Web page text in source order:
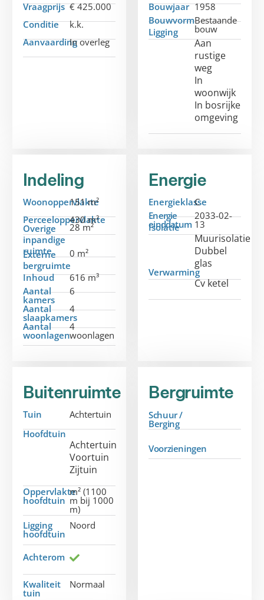
Vraagprijs € 425.000
Conditie
k.k.
AanvaardingIn overleg
Bouwjaar 1958
BouwvormBestaande
bouw
Ligging
Aan
rustige
weg
In
woonwijk
In bosrijke
omgeving
Indeling
Woonoppervlakte
151 m²
Perceeloppervlakte
430 m²
Overige
inpandige
ruimte
28 m²
Externe
bergruimte
0 m²
Inhoud
616 m³
Aantal
kamers
6
Aantal
slaapkamers
4
Aantal
woonlagen
4
woonlagen
Energie
Energieklasse
C
Energie
einddatum
2033-02-
13
Isolatie
Muurisolatie
Dubbel
glas
Verwarming
Cv ketel
Buitenruimte
Tuin
Achtertuin
Hoofdtuin
Achtertuin
Voortuin
Zijtuin
Oppervlakte
hoofdtuin
m² (1100
m bij 1000
m)
Ligging
hoofdtuin
Noord
Achterom
Kwaliteit
tuin
Normaal
Bergruimte
Schuur /
Berging
Voorzieningen